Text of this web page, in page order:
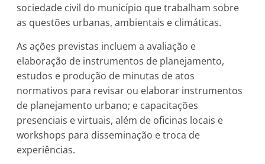
sociedade civil do município que trabalham sobre
as questões urbanas, ambientais e climáticas.
As ações previstas incluem a avaliação e
elaboração de instrumentos de planejamento,
estudos e produção de minutas de atos
normativos para revisar ou elaborar instrumentos
de planejamento urbano; e capacitações
presenciais e virtuais, além de oficinas locais e
workshops para disseminação e troca de
experiências.